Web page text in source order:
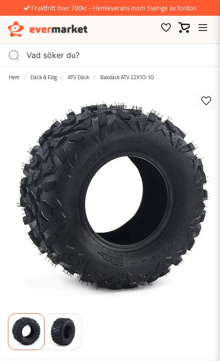
Fraktfritt över 700kr - Hemleverans inom Sverige av fordon
Hem Däck & Fälg ATV Däck Bakdäck ATV 22X10-10